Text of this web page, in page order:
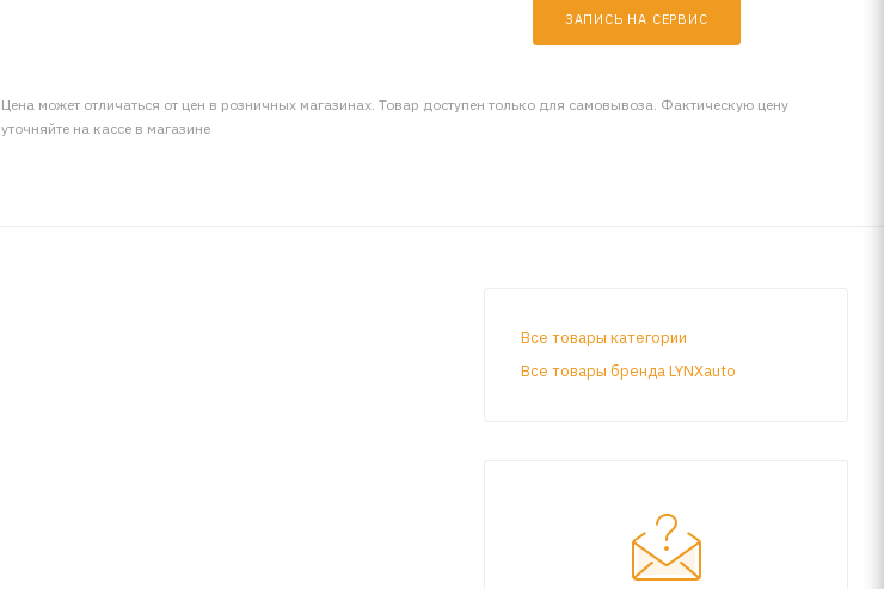
ЗАПИСЬ НА СЕРВИС
Цена может отличаться от цен в розничных магазинах. Товар доступен только для самовывоза. Фактическую цену
уточняйте на кассе в магазине
Все товары категории
Все товары бренда LYNXauto